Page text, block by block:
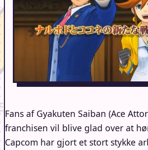
Fans af Gyakuten Saiban (Ace
franchisen vil blive glad over at
Capcom har gjort et stort stykke